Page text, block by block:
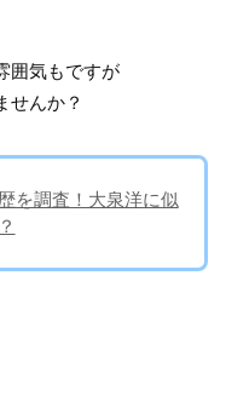
囲気もですが
せんか？
を調査！大泉洋に似